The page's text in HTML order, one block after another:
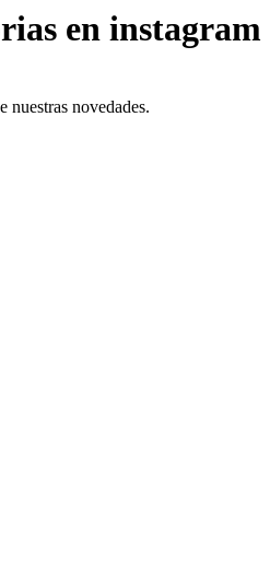
en instagram
nuestras novedades.